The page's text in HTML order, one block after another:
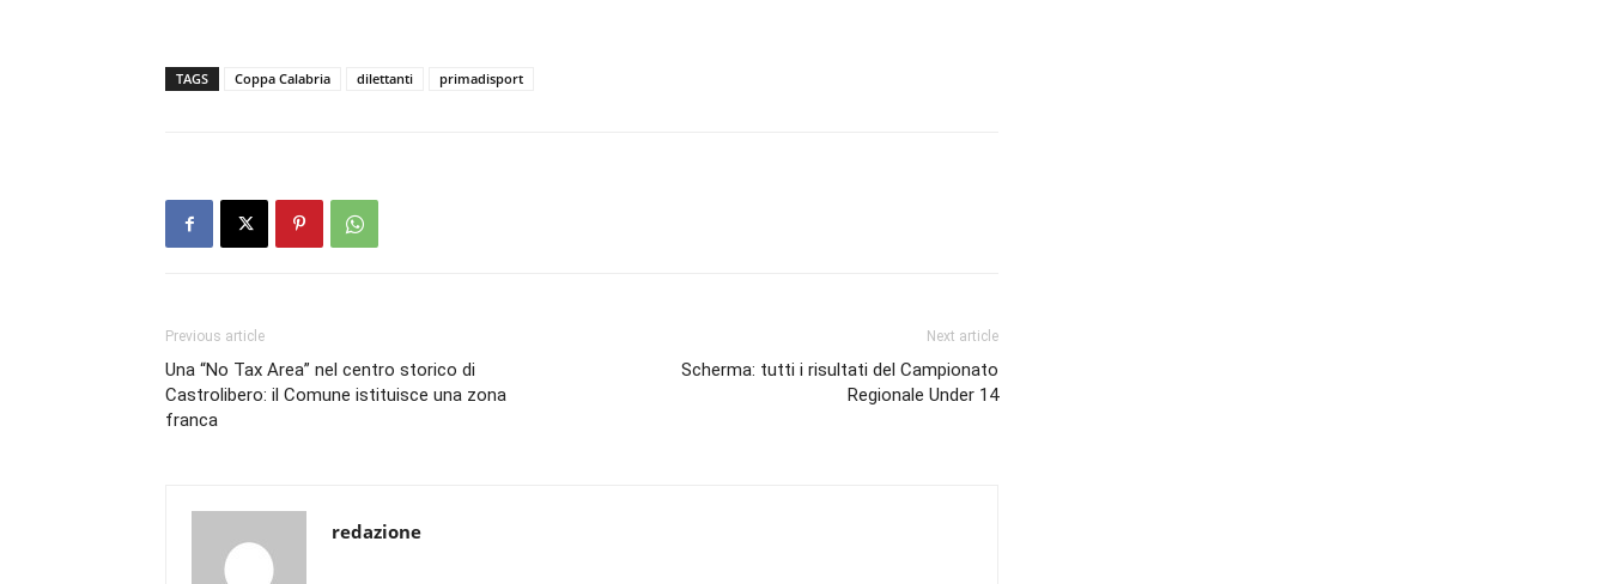
TAGS Coppa Calabria dilettanti primadisport
Previous article
Una “No Tax Area” nel centro storico di
Castrolibero: il Comune istituisce una zona
franca
Next article
Scherma: tutti i risultati del Campionato
Regionale Under 14
redazione